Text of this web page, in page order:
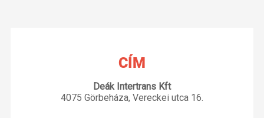
CÍM
Deák Intertrans Kft
4075 Görbeháza, Vereckei utca 16.